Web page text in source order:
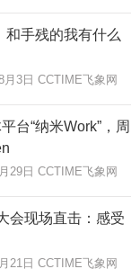
和手残的我有什么
月3日 CCTIME飞象网
台“纳米Work”，周
29日 CCTIME飞象网
会现场直击：感受
21日 CCTIME飞象网